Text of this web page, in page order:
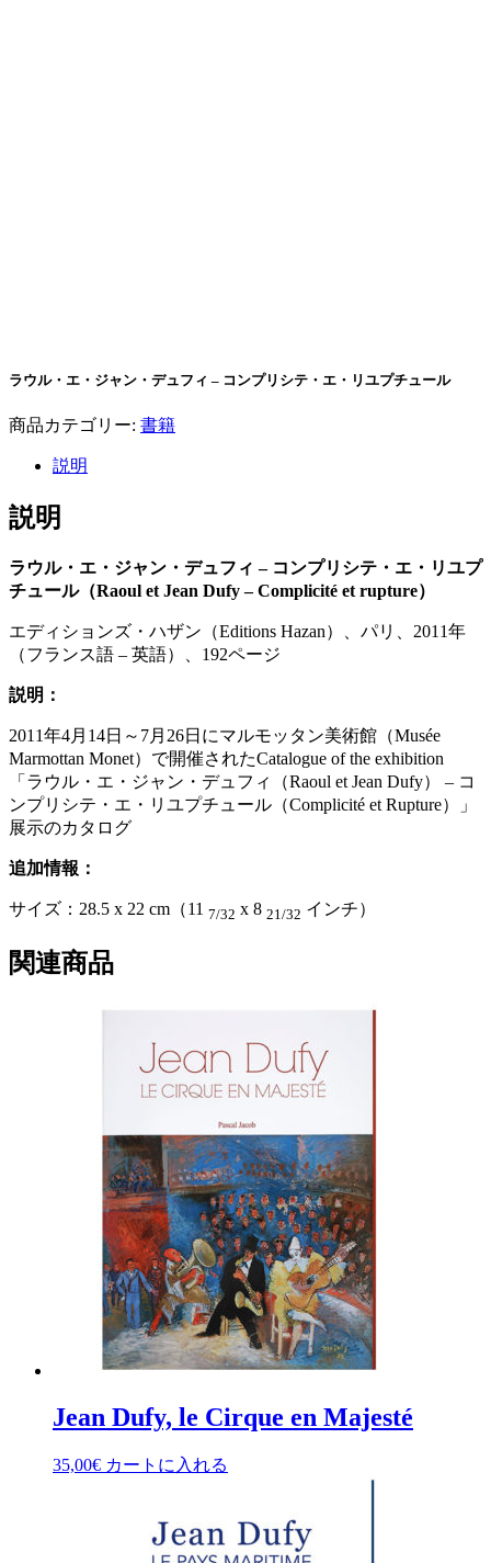
ラウル・エ・ジャン・デュフィ – コンプリシテ・エ・リユプチュール
商品カテゴリー: 書籍
説明
説明
ラウル・エ・ジャン・デュフィ – コンプリシテ・エ・リユプ
チュール（Raoul et Jean Dufy – Complicité et rupture）
エディションズ・ハザン（Editions Hazan）、パリ、2011年
（フランス語 – 英語）、192ページ
説明：
2011年4月14日～7月26日にマルモッタン美術館（Musée
Marmottan Monet）で開催されたCatalogue of the exhibition
「ラウル・エ・ジャン・デュフィ（Raoul et Jean Dufy） – コ
ンプリシテ・エ・リユプチュール（Complicité et Rupture）」
展示のカタログ
追加情報：
サイズ：28.5 x 22 cm（11 7/32 x 8 21/32 インチ）
関連商品
Jean Dufy, le Cirque en Majesté
35,00€ カートに入れる